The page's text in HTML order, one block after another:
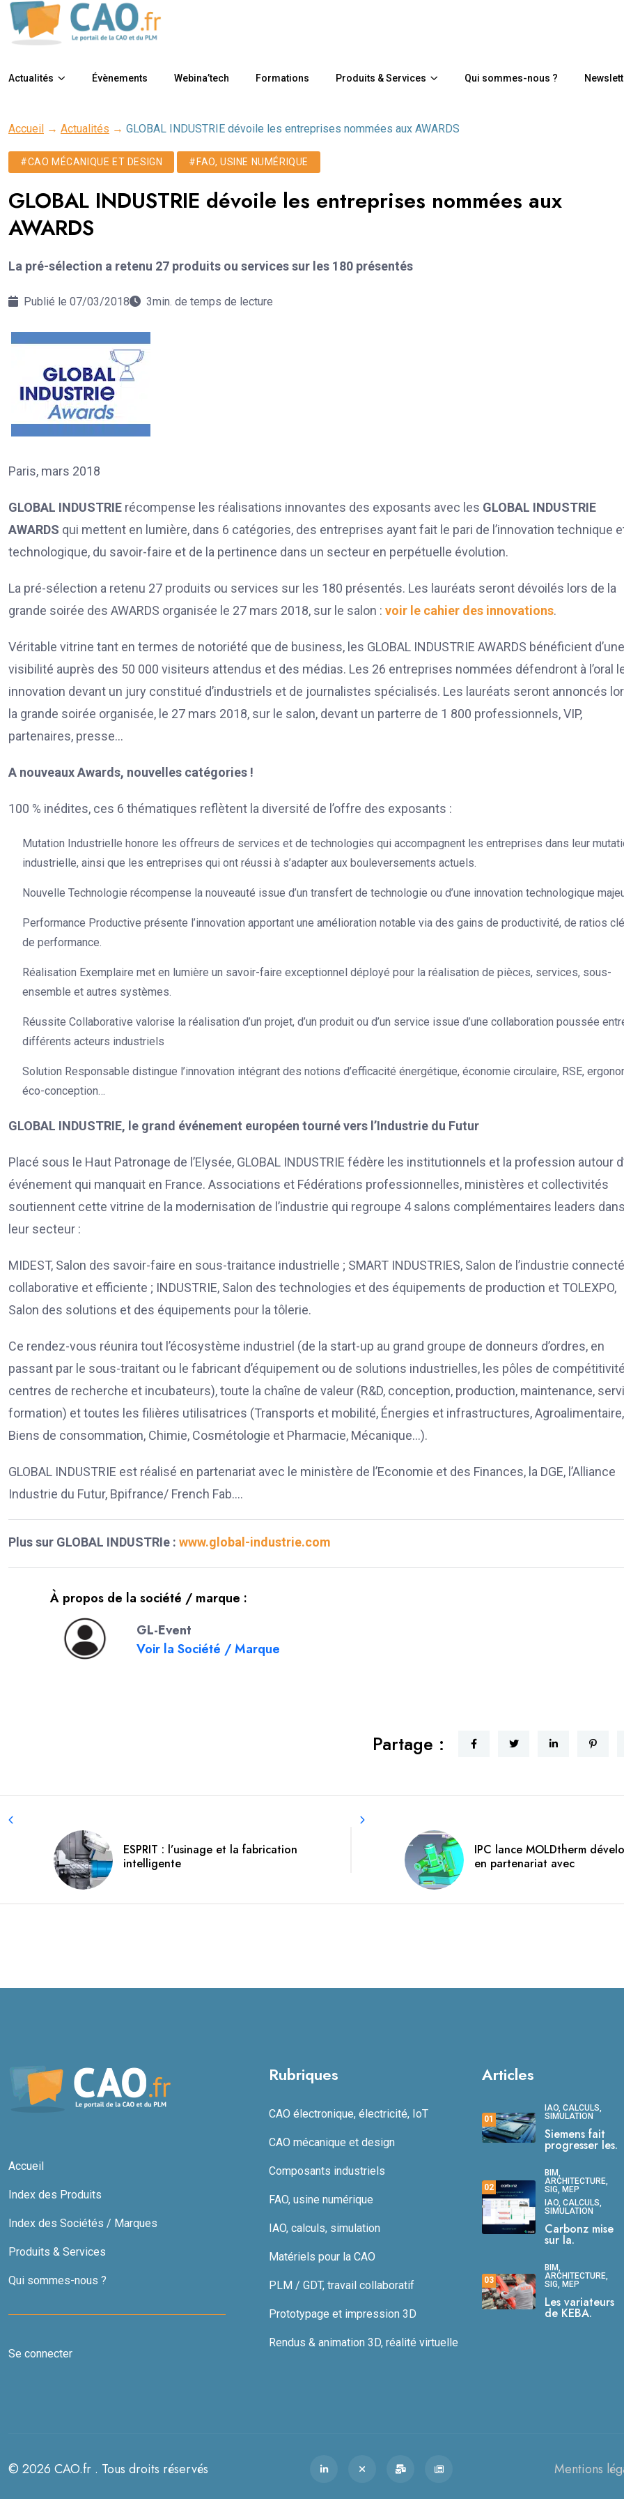
Actualités Évènements Webina’tech Formations Produits & Services Qui sommes-nous ?
Accueil → Actualités → GLOBAL INDUSTRIE dévoile les entreprises nommées aux AWARDS
#CAO MÉCANIQUE ET DESIGN #FAO, USINE NUMÉRIQUE
GLOBAL INDUSTRIE dévoile les entreprises nommées aux
AWARDS
La pré-sélection a retenu 27 produits ou services sur les 180 présentés
Publié le 07/03/2018 3min. de temps de lecture
Paris, mars 2018
GLOBAL INDUSTRIE récompense les réalisations innovantes des exposants avec les GLOBAL INDUSTRIE
AWARDS qui mettent en lumière, dans 6 catégories, des entreprises ayant fait le pari de l’innovation technique
technologique, du savoir-faire et de la pertinence dans un secteur en perpétuelle évolution.
La pré-sélection a retenu 27 produits ou services sur les 180 présentés. Les lauréats seront dévoilés lors de la
grande soirée des AWARDS organisée le 27 mars 2018, sur le salon : voir le cahier des innovations.
Véritable vitrine tant en termes de notoriété que de business, les GLOBAL INDUSTRIE AWARDS bénéficient d’une
visibilité auprès des 50 000 visiteurs attendus et des médias. Les 26 entreprises nommées défendront à l’oral
innovation devant un jury constitué d’industriels et de journalistes spécialisés. Les lauréats seront annoncés
la grande soirée organisée, le 27 mars 2018, sur le salon, devant un parterre de 1 800 professionnels, VIP,
partenaires, presse…
A nouveaux Awards, nouvelles catégories !
100 % inédites, ces 6 thématiques reflètent la diversité de l’offre des exposants :
Mutation Industrielle honore les offreurs de services et de technologies qui accompagnent les entreprises dans leur
industrielle, ainsi que les entreprises qui ont réussi à s’adapter aux bouleversements actuels.
Nouvelle Technologie récompense la nouveauté issue d’un transfert de technologie ou d’une innovation technologique
Performance Productive présente l’innovation apportant une amélioration notable via des gains de productivité, de ratios
de performance.
Réalisation Exemplaire met en lumière un savoir-faire exceptionnel déployé pour la réalisation de pièces, services, sous-
ensemble et autres systèmes.
Réussite Collaborative valorise la réalisation d’un projet, d’un produit ou d’un service issue d’une collaboration poussée
différents acteurs industriels
Solution Responsable distingue l’innovation intégrant des notions d’efficacité énergétique, économie circulaire, RSE,
éco-conception…
GLOBAL INDUSTRIE, le grand événement européen tourné vers l’Industrie du Futur
Placé sous le Haut Patronage de l’Elysée, GLOBAL INDUSTRIE fédère les institutionnels et la profession autour
événement qui manquait en France. Associations et Fédérations professionnelles, ministères et collectivités
soutiennent cette vitrine de la modernisation de l’industrie qui regroupe 4 salons complémentaires leaders
leur secteur :
MIDEST, Salon des savoir-faire en sous-traitance industrielle ; SMART INDUSTRIES, Salon de l’industrie
collaborative et efficiente ; INDUSTRIE, Salon des technologies et des équipements de production et TOLEXPO,
Salon des solutions et des équipements pour la tôlerie.
Ce rendez-vous réunira tout l’écosystème industriel (de la start-up au grand groupe de donneurs d’ordres, en
passant par le sous-traitant ou le fabricant d’équipement ou de solutions industrielles, les pôles de
centres de recherche et incubateurs), toute la chaîne de valeur (R&D, conception, production, maintenance,
formation) et toutes les filières utilisatrices (Transports et mobilité, Énergies et infrastructures, Agroalimentaire,
Biens de consommation, Chimie, Cosmétologie et Pharmacie, Mécanique…).
GLOBAL INDUSTRIE est réalisé en partenariat avec le ministère de l’Economie et des Finances, la DGE, l’Alliance
Industrie du Futur, Bpifrance/ French Fab….
Plus sur GLOBAL INDUSTRIe : www.global-industrie.com
À propos de la société / marque :
GL-Event
Voir la Société / Marque
Partage :
ESPRIT : l’usinage et la fabrication
intelligente
IPC lance MOLDtherm
en partenariat avec
Accueil
Index des Produits
Index des Sociétés / Marques
Produits & Services
Qui sommes-nous ?
Se connecter
Rubriques
CAO électronique, électricité, IoT
CAO mécanique et design
Composants industriels
FAO, usine numérique
IAO, calculs, simulation
Matériels pour la CAO
PLM / GDT, travail collaboratif
Prototypage et impression 3D
Rendus & animation 3D, réalité virtuelle
Articles
01
IAO, CALCULS,
SIMULATION
Siemens fait
progresser les.
02
BIM,
ARCHITECTURE,
SIG, MEP
IAO, CALCULS,
SIMULATION
Carbonz mise
sur la.
03
BIM,
ARCHITECTURE,
SIG, MEP
Les variateurs
de KEBA.
© 2026 CAO.fr . Tous droits réservés Mentions